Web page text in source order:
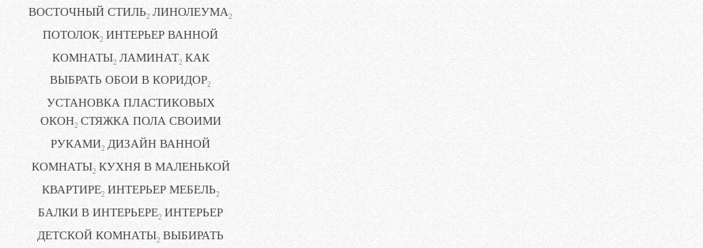
ВОСТОЧНЫЙ СТИЛЬ2 ЛИНОЛЕУМА2
ПОТОЛОК2 ИНТЕРЬЕР ВАННОЙ
КОМНАТЫ2 ЛАМИНАТ2 КАК
ВЫБРАТЬ ОБОИ В КОРИДОР2
УСТАНОВКА ПЛАСТИКОВЫХ
ОКОН2 СТЯЖКА ПОЛА СВОИМИ
РУКАМИ2 ДИЗАЙН ВАННОЙ
КОМНАТЫ2 КУХНЯ В МАЛЕНЬКОЙ
КВАРТИРЕ2 ИНТЕРЬЕР МЕБЕЛЬ2
БАЛКИ В ИНТЕРЬЕРЕ2 ИНТЕРЬЕР
ДЕТСКОЙ КОМНАТЫ2 ВЫБИРАТЬ